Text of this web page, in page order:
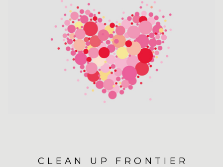
CLEAN UP FRONTIER